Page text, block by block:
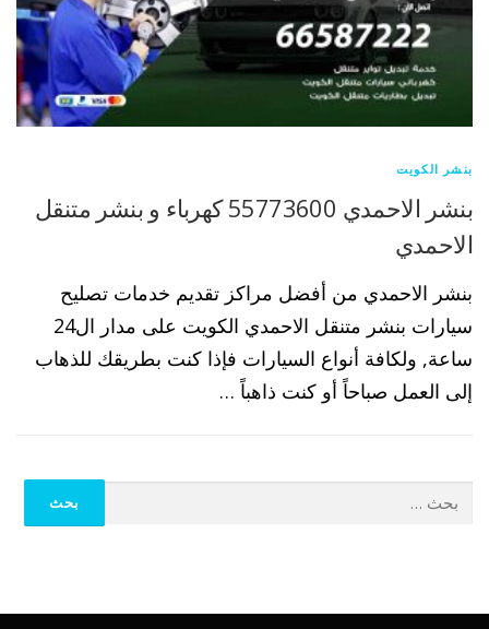
بنشر الكويت
بنشر الاحمدي 55773600 كهرباء و بنشر متنقل
الاحمدي
بنشر الاحمدي من أفضل مراكز تقديم خدمات تصليح
سيارات بنشر متنقل الاحمدي الكويت على مدار ال24
ساعة, ولكافة أنواع السيارات فإذا كنت بطريقك للذهاب
إلى العمل صباحاً أو كنت ذاهباً …